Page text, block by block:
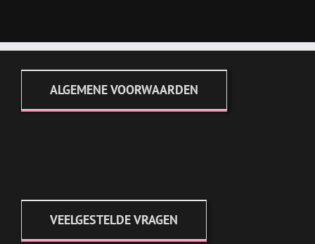
ALGEMENE VOORWAARDEN
VEELGESTELDE VRAGEN